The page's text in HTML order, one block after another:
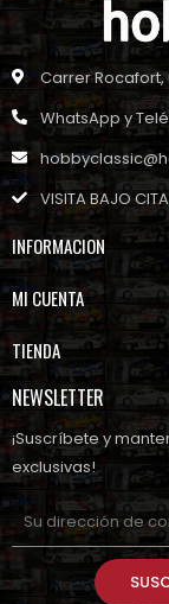
Carrer Rocafort,
WhatsApp y
VISITA BAJO
INFORMACION
MI CUENTA
TIENDA
NEWSLETTER
¡Suscríbete y
exclusivas!